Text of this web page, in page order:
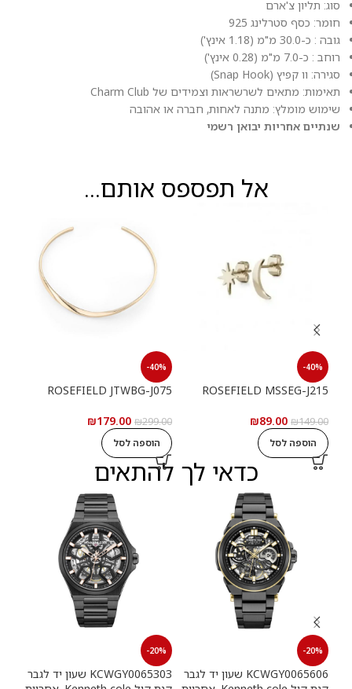
סוג: תליון צ'ארם
חומר: כסף סטרלינג 925
גובה : כ-30.0 מ"מ (1.18 אינץ')
רוחב : כ-7.0 מ"מ (0.28 אינץ')
סגירה: וו קפיץ (Snap Hook)
תאימות: מתאים לשרשראות וצמידים של Charm Club
שימוש מומלץ: מתנה לאחות, חברה או אהובה
שנתיים אחריות יבואן רשמי
אל תפספס אותם...
-40%
ROSEFIELD MSSEG-J215
₪149.00
₪89.00
הוספה לסל
-40%
ROSEFIELD JTWBG-J075
₪299.00
₪179.00
הוספה לסל
כדאי לך להתאים
-20%
KCWGY0065606 שעון יד לגבר
-20%
KCWGY0065303 שעון יד לגבר